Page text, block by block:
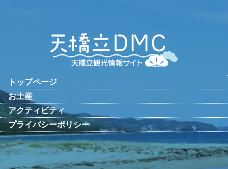
トップページ
お土産
アクティビティ
プライバシーポリシー